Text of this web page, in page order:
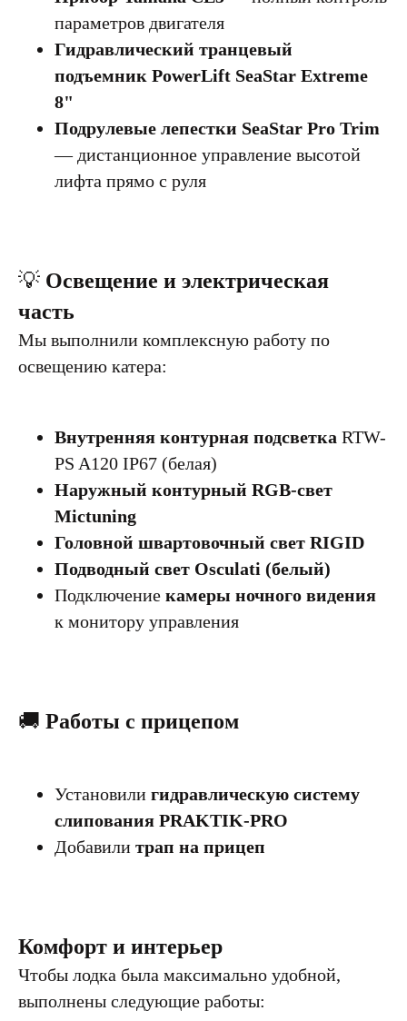
параметров двигателя
Гидравлический транцевый
подъемник PowerLift SeaStar Extreme
8"
Подрулевые лепестки SeaStar Pro Trim
— дистанционное управление высотой
лифта прямо с руля
💡 Освещение и электрическая
часть
Мы выполнили комплексную работу по
освещению катера:
Внутренняя контурная подсветка RTW-
PS A120 IP67 (белая)
Наружный контурный RGB-свет
Mictuning
Головной швартовочный свет RIGID
Подводный свет Osculati (белый)
Подключение камеры ночного видения
к монитору управления
🚚 Работы с прицепом
Установили гидравлическую систему
слипования PRAKTIK-PRO
Добавили трап на прицеп
Комфорт и интерьер
Чтобы лодка была максимально удобной,
выполнены следующие работы: